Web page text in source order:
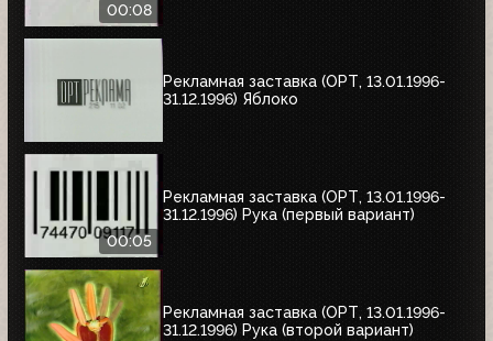
00:08
Рекламная заставка (ОРТ, 13.01.1996-
31.12.1996) Яблоко
00:05
Рекламная заставка (ОРТ, 13.01.1996-
31.12.1996) Рука (первый вариант)
Рекламная заставка (ОРТ, 13.01.1996-
31.12.1996) Рука (второй вариант)